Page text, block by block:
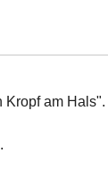
Kropf am Hals".